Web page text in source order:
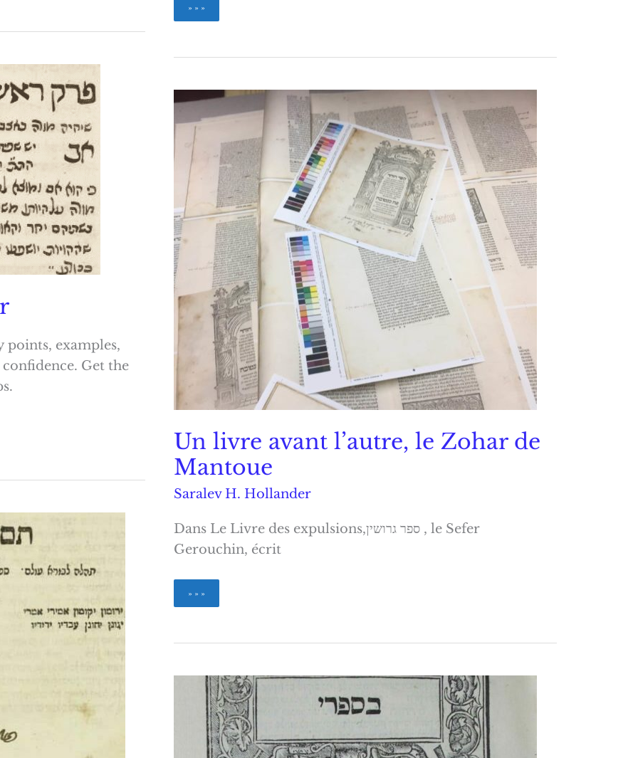
Les
Palais
Zohar
» » »
points, examples,
Get the
Un livre avant l’autre, le Zohar de
Mantoue
Saralev H. Hollander
Dans Le Livre des expulsions,ספר גרושין , le Sefer
Gerouchin, écrit
Un
livre
le
de
Mantoue
» » »